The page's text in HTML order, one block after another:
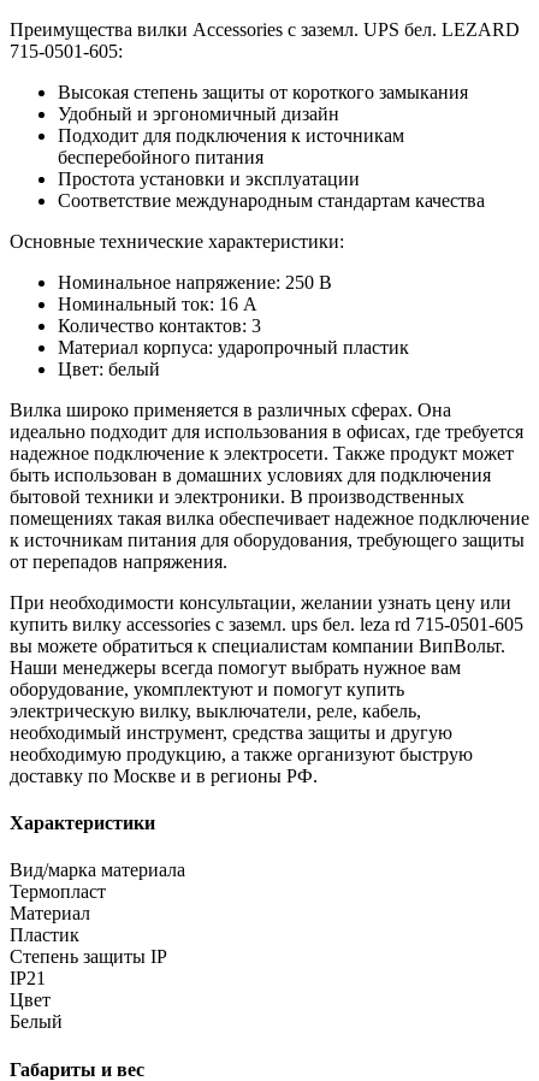
Преимущества вилки Accessories с заземл. UPS бел. LEZARD
715-0501-605:
Высокая степень защиты от короткого замыкания
Удобный и эргономичный дизайн
Подходит для подключения к источникам
бесперебойного питания
Простота установки и эксплуатации
Соответствие международным стандартам качества
Основные технические характеристики:
Номинальное напряжение: 250 В
Номинальный ток: 16 А
Количество контактов: 3
Материал корпуса: ударопрочный пластик
Цвет: белый
Вилка широко применяется в различных сферах. Она
идеально подходит для использования в офисах, где требуется
надежное подключение к электросети. Также продукт может
быть использован в домашних условиях для подключения
бытовой техники и электроники. В производственных
помещениях такая вилка обеспечивает надежное подключение
к источникам питания для оборудования, требующего защиты
от перепадов напряжения.
При необходимости консультации, желании узнать цену или
купить вилку accessories с заземл. ups бел. leza rd 715-0501-605
вы можете обратиться к специалистам компании ВипВольт.
Наши менеджеры всегда помогут выбрать нужное вам
оборудование, укомплектуют и помогут купить
электрическую вилку, выключатели, реле, кабель,
необходимый инструмент, средства защиты и другую
необходимую продукцию, а также организуют быструю
доставку по Москве и в регионы РФ.
Характеристики
Вид/марка материала
Термопласт
Материал
Пластик
Степень защиты IP
IP21
Цвет
Белый
Габариты и вес